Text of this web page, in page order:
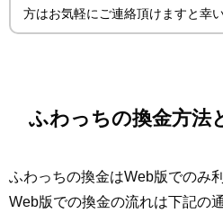
方はお気軽にご連絡頂けますと幸い
ふわっちの換金方法
ふわっちの換金はWeb版でのみ
Web版での換金の流れは下記の